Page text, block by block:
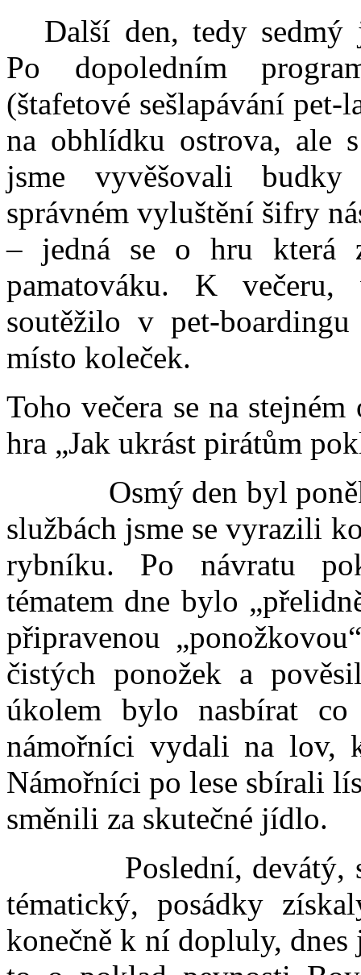
Další den, tedy sedmý
Po dopoledním
(štafetové sešlapávání pet-
na obhlídku ostrova, ale
jsme vyvěšovali
správném vyluštění šifry
– jedná se o hru která
pamatováku. K
soutěžilo v pet-
místo koleček.
Toho večera se na
hra „Jak ukrást pirátům
Osmý den byl
službách jsme se vyrazili
rybníku. Po návratu
tématem dne bylo
připravenou
čistých ponožek a
úkolem bylo nasbírat
námořníci vydali na lov,
Námořníci po lese sbírali
směnili za skutečné jídlo.
Poslední, devátý,
tématický, posádky
konečně k ní dopluly, dnes